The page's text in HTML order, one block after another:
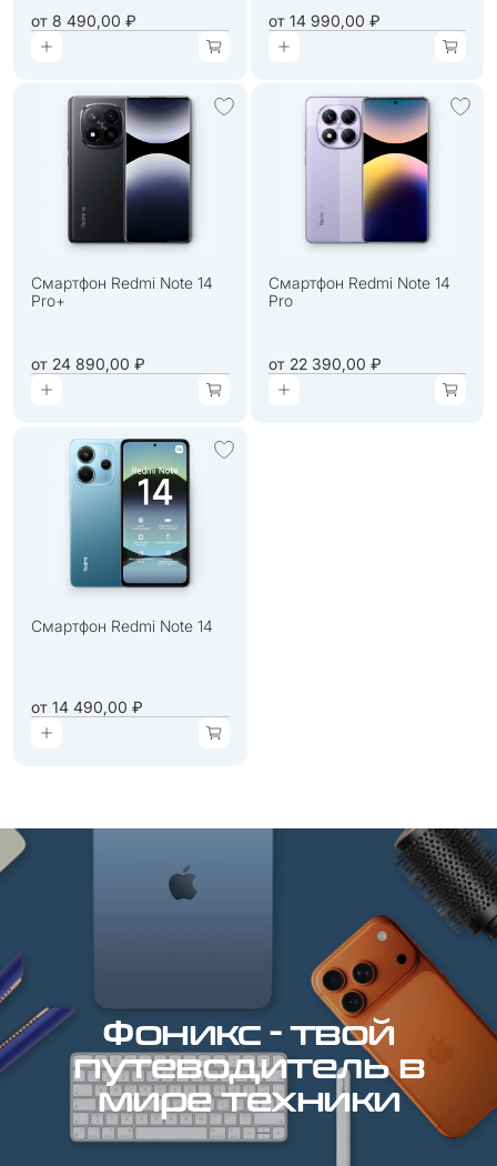
от 8 490,00 ₽ от14 990,00 ₽
Смартфон Redmi Note 14
Pro+
от 24 890,00 ₽
Смартфон Redmi Note 14
Pro
от22 390,00 ₽
Смартфон Redmi Note 14
от 14 490,00 ₽
Фоникс - твой
путеводитель в
мире техники